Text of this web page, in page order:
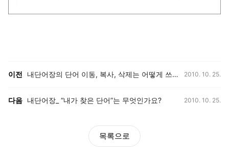
이전 내단어장의 단어 이동, 복사, 삭제는 어떻게 쓰나요? 2010. 10. 25.
다음 내단어장_ “내가 찾은 단어”는 무엇인가요? 2010. 10. 25.
목록으로